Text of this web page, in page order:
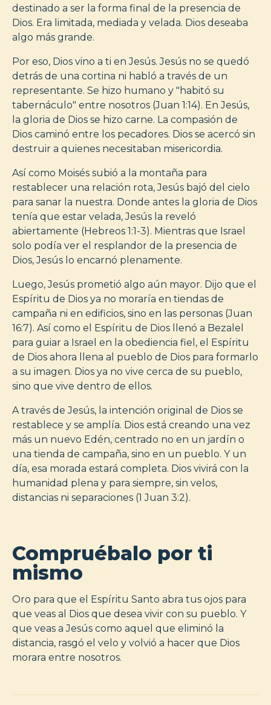
destinado a ser la forma final de la presencia de
Dios. Era limitada, mediada y velada. Dios deseaba
algo más grande.
Por eso, Dios vino a ti en Jesús. Jesús no se quedó
detrás de una cortina ni habló a través de un
representante. Se hizo humano y "habitó su
tabernáculo" entre nosotros (Juan 1:14). En Jesús,
la gloria de Dios se hizo carne. La compasión de
Dios caminó entre los pecadores. Dios se acercó sin
destruir a quienes necesitaban misericordia.
Así como Moisés subió a la montaña para
restablecer una relación rota, Jesús bajó del cielo
para sanar la nuestra. Donde antes la gloria de Dios
tenía que estar velada, Jesús la reveló
abiertamente (Hebreos 1:1-3). Mientras que Israel
solo podía ver el resplandor de la presencia de
Dios, Jesús lo encarnó plenamente.
Luego, Jesús prometió algo aún mayor. Dijo que el
Espíritu de Dios ya no moraría en tiendas de
campaña ni en edificios, sino en las personas (Juan
16:7). Así como el Espíritu de Dios llenó a Bezalel
para guiar a Israel en la obediencia fiel, el Espíritu
de Dios ahora llena al pueblo de Dios para formarlo
a su imagen. Dios ya no vive cerca de su pueblo,
sino que vive dentro de ellos.
A través de Jesús, la intención original de Dios se
restablece y se amplía. Dios está creando una vez
más un nuevo Edén, centrado no en un jardín o
una tienda de campaña, sino en un pueblo. Y un
día, esa morada estará completa. Dios vivirá con la
humanidad plena y para siempre, sin velos,
distancias ni separaciones (1 Juan 3:2).
Compruébalo por ti
mismo
Oro para que el Espíritu Santo abra tus ojos para
que veas al Dios que desea vivir con su pueblo. Y
que veas a Jesús como aquel que eliminó la
distancia, rasgó el velo y volvió a hacer que Dios
morara entre nosotros.